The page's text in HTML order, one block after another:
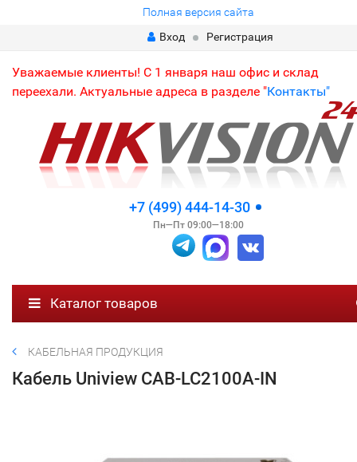
Полная версия сайта
Вход
Регистрация
Уважаемые клиенты! С 1 января наш офис и склад
переехали. Актуальные адреса в разделе "Контакты"
+7 (499) 444-14-30
Пн—Пт 09:00—18:00
Каталог товаров
КАБЕЛЬНАЯ ПРОДУКЦИЯ
Кабель Uniview CAB-LC2100A-IN